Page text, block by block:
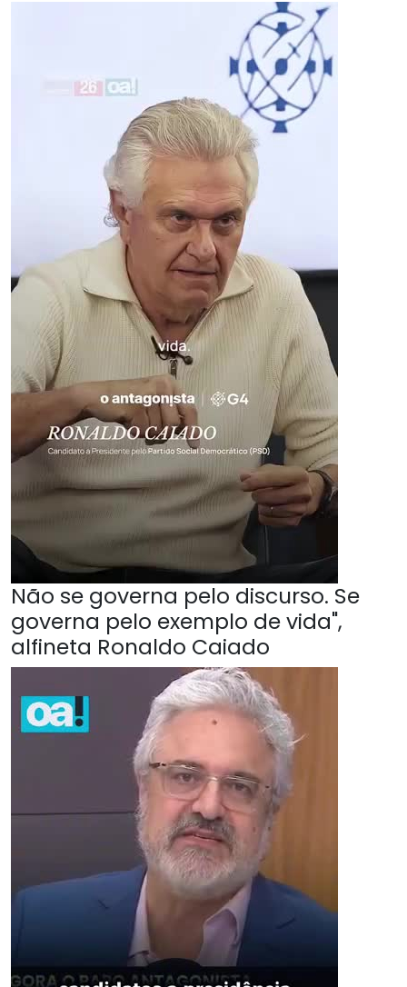
Não se governa pelo discurso. Se
governa pelo exemplo de vida",
alfineta Ronaldo Caiado